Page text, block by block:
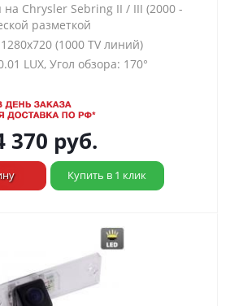
на Chrysler Sebring II / III (2000 -
разметкой
(1000 TV линий)
LUX, Угол обзора: 170°
370 руб.
Купить в 1 клик